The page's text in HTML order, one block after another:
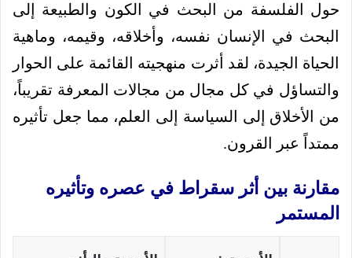
حول الفلسفة من البحث في الكون والطبيعة إلى
البحث في الإنسان نفسه، وأخلاقه، وقيمه، وماهية
الحياة الجيدة، لقد أثرت منهجيته القائمة على الحوار
والتساؤل في كل مجال من مجالات المعرفة تقريباً،
من الأخلاق إلى السياسة إلى العلم، مما جعل تأثيره
ممتداً عبر القرون.
مقارنة بين أثر سقراط في عصره وتأثيره
المستمر